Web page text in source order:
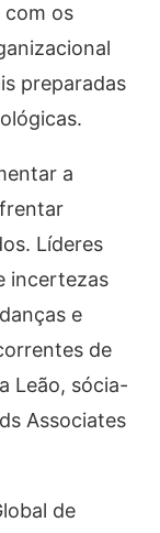
com os
preparadas
a
Líderes
incertezas
e
de
Leão, sócia-
Associates
de